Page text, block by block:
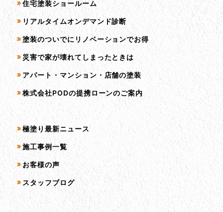
住宅塗装ショールーム
リアルタイムオンデマンド診断
塗装のついでにリノベーションでお得
災害で家が壊れてしまったときは
アパート・マンション・店舗の塗装
株式会社PODの提携ローンのご案内
コンテンツ一覧
極塗り最新ニュース
施工事例一覧
お客様の声
スタッフブログ